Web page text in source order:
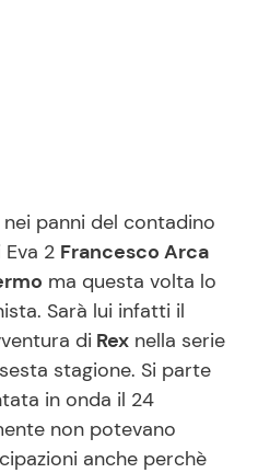
Ricette Facili e Veloci
Ricette Feste
Ricette per Bambini
panni del contadino
2 Francesco Arca
ma questa volta lo
Sarà lui infatti il
di Rex nella serie
stagione. Si parte
in onda il 24
non potevano
anche perchè